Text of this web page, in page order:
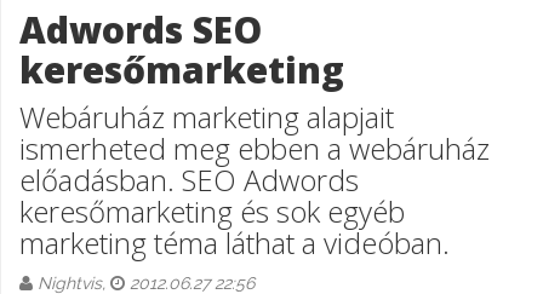
Adwords SEO
keresőmarketing
Webáruház marketing alapjait
ismerheted meg ebben a webáruház
előadásban. SEO Adwords
keresőmarketing és sok egyéb
marketing téma láthat a videóban.
Nightvis, 2012.06.27 22:56